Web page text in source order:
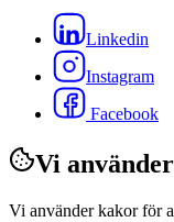
Linkedin
Instagram
Facebook
Vi
Vi använder kakor för